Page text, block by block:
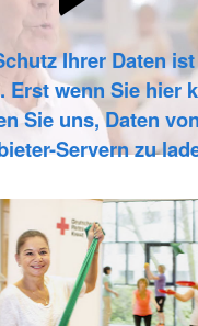
Ihrer Daten
Erst wenn Sie hier
Sie uns, Daten
Servern zu